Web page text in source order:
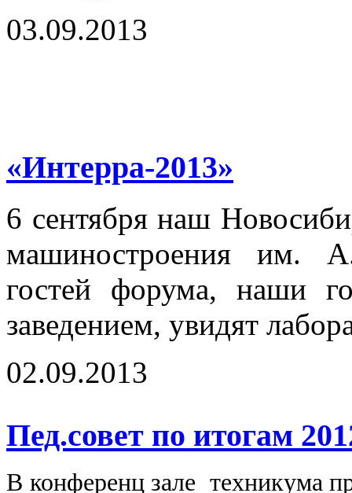
03.09.2013
«Интерра-2013»
6 сентября наш
машиностроения им.
гостей форума, наши
заведением, увидят
02.09.2013
Пед.совет по итогам
В конференц зале техникума